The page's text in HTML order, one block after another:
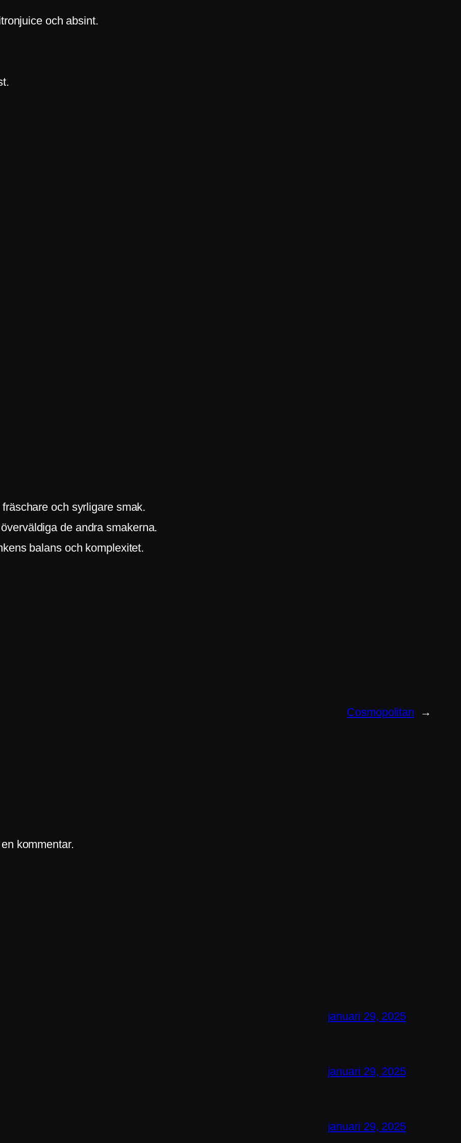
och absint.
och syrligare smak.
de andra smakerna.
balans och komplexitet.
Cosmopolitan →
kommentar.
januari 29, 2025
januari 29, 2025
januari 29, 2025